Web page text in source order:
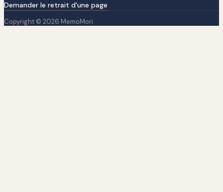
Demander le retrait d'une page
Copyright © 2026 MemoMori